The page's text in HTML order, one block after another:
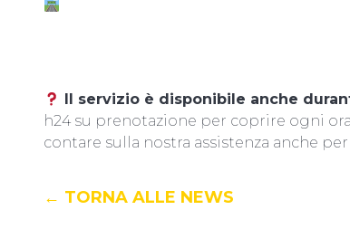
Il servizio è disponibile anche
h24 su prenotazione per coprire ogni
contare sulla nostra assistenza anche
← TORNA ALLE NEWS